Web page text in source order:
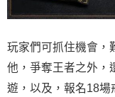
玩家們可抓住機會，
他，爭奪王者之外，
遊，以及，報名18場